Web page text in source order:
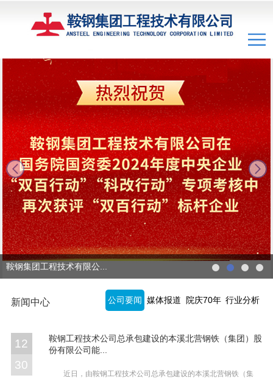
next
鞍钢集团工程技术有限公...
新闻中心 公司要闻 媒体报道 院庆70年 行业分析
12
30
鞍钢工程技术公司总承包建设的本溪北营钢铁（集团）股
份有限公司能...
近日，由鞍钢工程技术公司总承包建设的本溪北营钢铁（集